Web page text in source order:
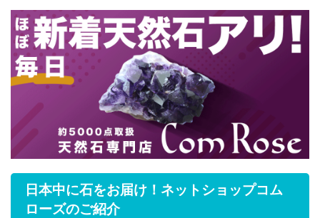
日本中に石をお届け！ネットショップコム
ローズのご紹介